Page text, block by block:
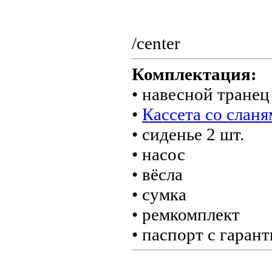
/center
Комплектация:
• навесной транец
• Кассета со
• сиденье 2 шт.
• насос
• вёсла
• сумка
• ремкомплект
• паспорт с